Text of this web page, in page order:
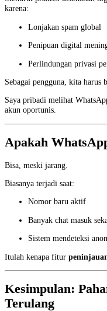
karena:
Lonjakan spam global
Penipuan digital
Perlindungan privasi
Sebagai pengguna, kita harus
Saya pribadi melihat
akun oportunis.
Apakah
Bisa, meski jarang.
Biasanya terjadi saat:
Nomor baru aktif
Banyak chat masuk
Sistem mendeteksi
Itulah kenapa fitur
Kesimpulan:
Terulang